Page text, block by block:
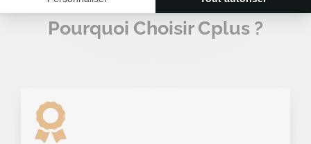
Pourquoi Choisir Cplus ?
